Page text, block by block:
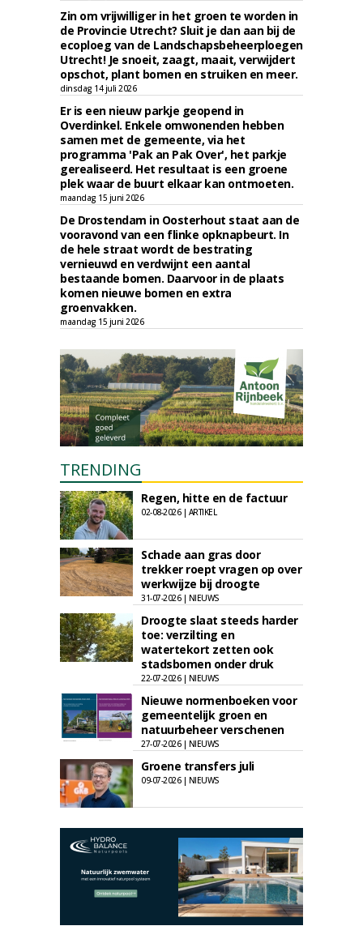
Zin om vrijwilliger in het groen te worden in
de Provincie Utrecht? Sluit je dan aan bij de
ecoploeg van de Landschapsbeheerploegen
Utrecht! Je snoeit, zaagt, maait, verwijdert
opschot, plant bomen en struiken en meer.
dinsdag 14 juli 2026
Er is een nieuw parkje geopend in
Overdinkel. Enkele omwonenden hebben
samen met de gemeente, via het
programma 'Pak an Pak Over', het parkje
gerealiseerd. Het resultaat is een groene
plek waar de buurt elkaar kan ontmoeten.
maandag 15 juni 2026
De Drostendam in Oosterhout staat aan de
vooravond van een flinke opknapbeurt. In
de hele straat wordt de bestrating
vernieuwd en verdwijnt een aantal
bestaande bomen. Daarvoor in de plaats
komen nieuwe bomen en extra
groenvakken.
maandag 15 juni 2026
TRENDING
Regen, hitte en de factuur
02-08-2026 | ARTIKEL
Schade aan gras door
trekker roept vragen op over
werkwijze bij droogte
31-07-2026 | NIEUWS
Droogte slaat steeds harder
toe: verzilting en
watertekort zetten ook
stadsbomen onder druk
22-07-2026 | NIEUWS
Nieuwe normenboeken voor
gemeentelijk groen en
natuurbeheer verschenen
27-07-2026 | NIEUWS
Groene transfers juli
09-07-2026 | NIEUWS